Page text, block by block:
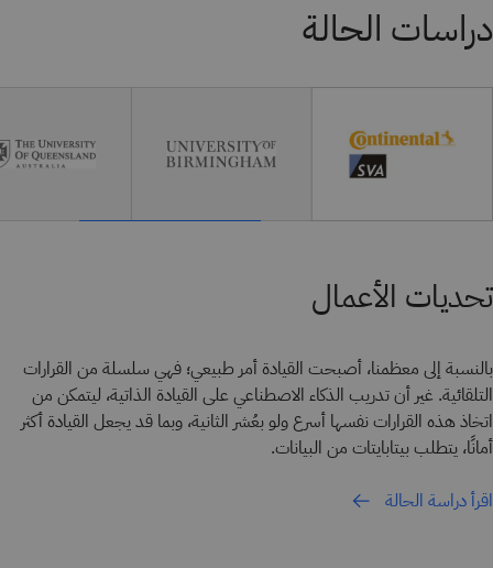
دراسات الحالة
تحديات الأعمال
بالنسبة إلى معظمنا، أصبحت القيادة أمر طبيعي؛ فهي سلسلة من القرارات
التلقائية. غير أن تدريب الذكاء الاصطناعي على القيادة الذاتية، ليتمكن من
اتخاذ هذه القرارات نفسها أسرع ولو بعُشر الثانية، وبما قد يجعل القيادة أكثر
أمانًا، يتطلب بيتابايتات من البيانات.
اقرأ دراسة الحالة